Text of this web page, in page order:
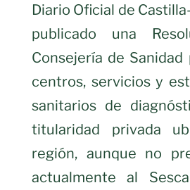
Diario Oficial de
publicado una
Consejería de
centros, servicios y
sanitarios de
titularidad privada
región, aunque no
actualmente al